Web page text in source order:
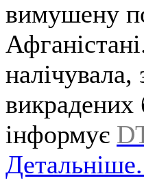
вимушену
викрадених
інформує